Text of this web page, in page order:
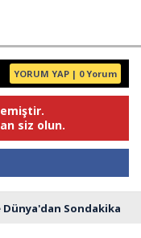
YORUM YAP | 0 Yorum
siz olun.
Dünya'dan Sondakika